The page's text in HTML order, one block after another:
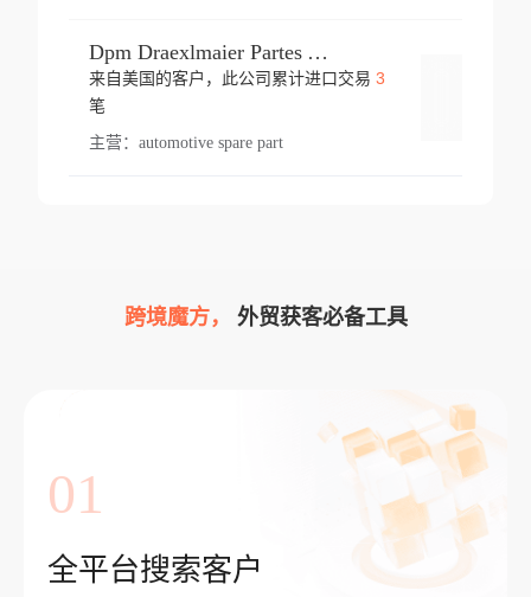
Dpm Draexlmaier Partes Automotrices Corr Ind Huejotzingo
来自美国的客户，此公司累计进口交易 3
笔
主营： automotive spare part
跨境魔方， 外贸获客必备工具
01
全平台搜索客户